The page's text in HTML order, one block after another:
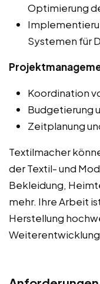
Optimierung
Systemen für
Koordination
Budgetierung
Zeitplanung
Textilmacher
der Textil- und
Bekleidung,
mehr. Ihre Arbeit
Herstellung